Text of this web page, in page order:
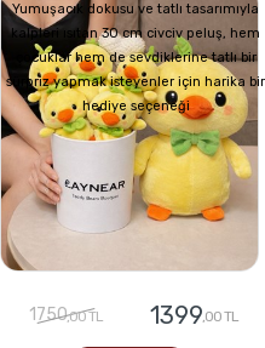
Yumuşacık dokusu ve tatlı tasarımıyla
kalpleri ısıtan 30 cm civciv peluş, hem
çocuklar hem de sevdiklerine tatlı bir
sürpriz yapmak isteyenler için harika bir
hediye seçeneği
1750,00 TL 1399,00 TL